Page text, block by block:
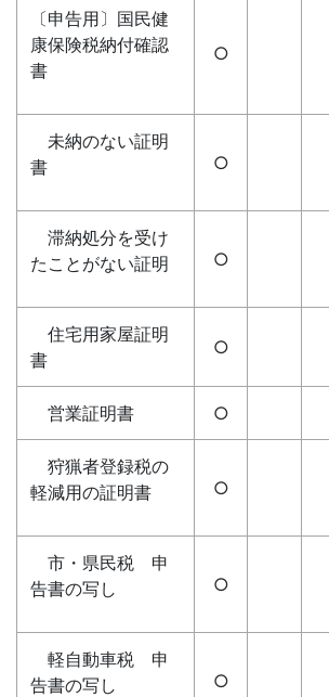
〔申告用〕国民健
康保険税納付確認
書
○
未納のない証明
書
○
滞納処分を受け
たことがない証明
○
住宅用家屋証明
書
○
営業証明書 ○
狩猟者登録税の
軽減用の証明書
○
市・県民税 申
告書の写し
○
軽自動車税 申
告書の写し
○